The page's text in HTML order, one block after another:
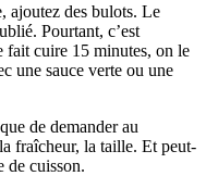
ajoutez des bulots. Le
Pourtant, c’est
fait cuire 15 minutes, on le
une sauce verte ou une
de demander au
fraîcheur, la taille. Et peut-
de cuisson.